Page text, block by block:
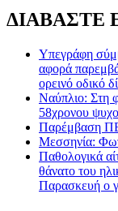
ΔΙΑΒΑΣΤΕ
Υπεγράφη
αφορά
ορεινό οδικό
Ναύπλιο: Στη
58χρονου
Παρέμβαση
Μεσσηνία:
Παθολογικά
θάνατο του
Παρασκευή ο